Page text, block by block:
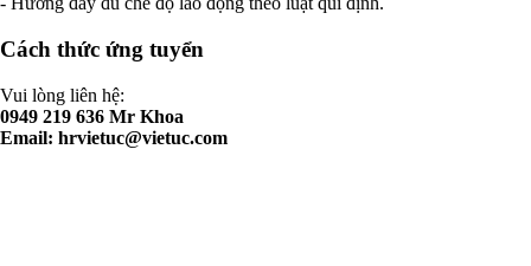
Cách thức ứng tuyển
Vui lòng liên hệ:
0949 219 636 Mr Khoa
Email: hrvietuc@vietuc.com